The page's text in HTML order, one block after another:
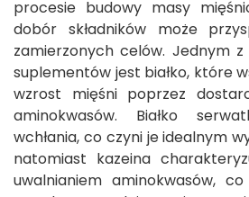
procesie budowy masy
dobór składników może
zamierzonych celów. Jednym z
suplementów jest białko, które
wzrost mięśni poprzez
aminokwasów. Białko
wchłania, co czyni je idealnym
natomiast kazeina
uwalnianiem aminokwasów,